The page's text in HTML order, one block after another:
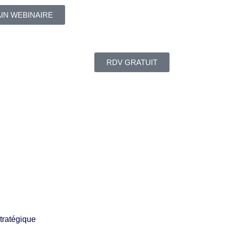
WEBINAIRE
RDV GRATUIT